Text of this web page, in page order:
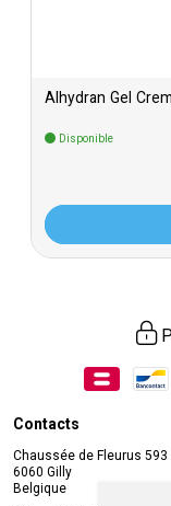
Alhydran Gel
Disponible
Contacts
Chaussée de Fleurus 593
6060 Gilly
Belgique